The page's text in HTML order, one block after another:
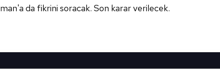
da fikrini soracak. Son karar verilecek.